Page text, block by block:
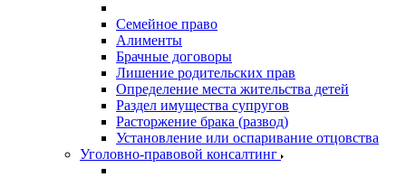
Семейное право
Алименты
Брачные договоры
Лишение родительских прав
Определение места жительства детей
Раздел имущества супругов
Расторжение брака (развод)
Установление или оспаривание отцовства
Уголовно-правовой консалтинг